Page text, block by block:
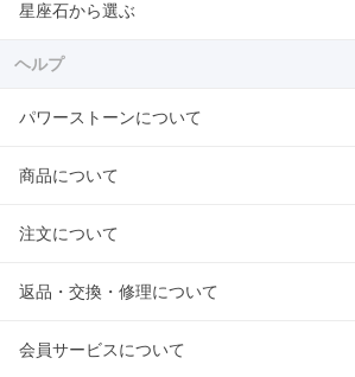
星座石から選ぶ
ヘルプ
パワーストーンについて
商品について
注文について
返品・交換・修理について
会員サービスについて